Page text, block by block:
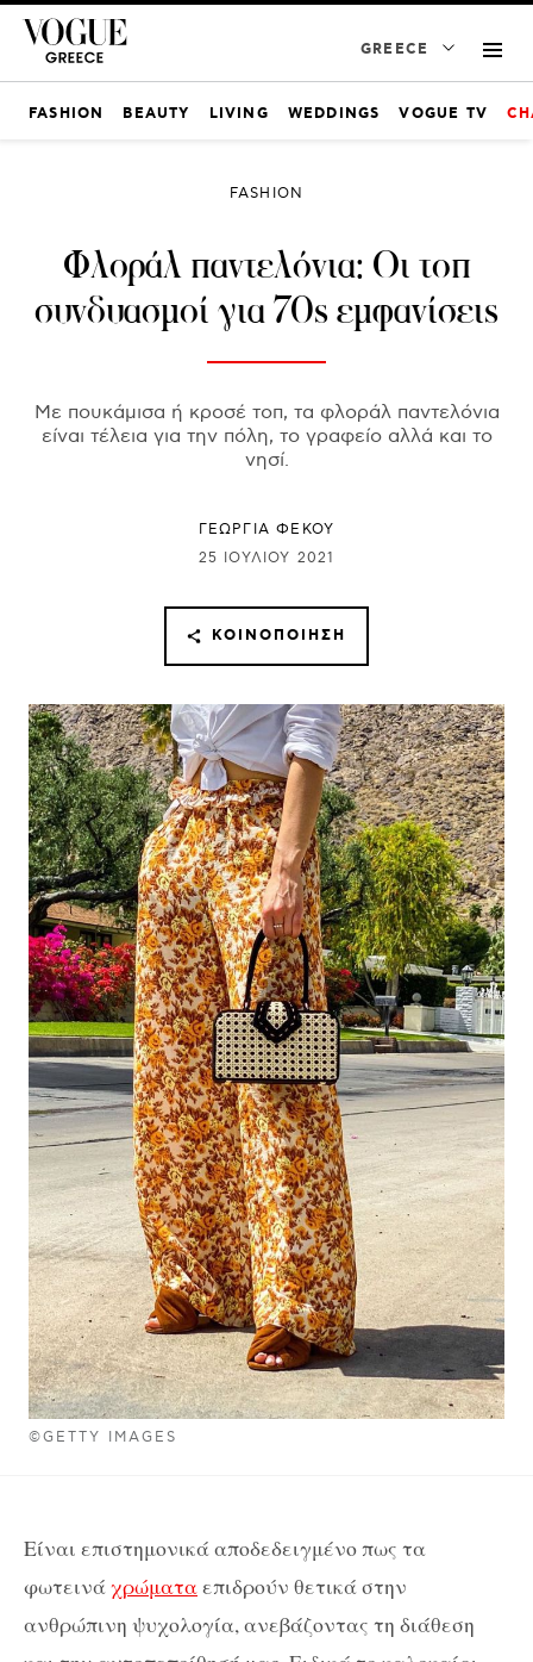
GREECE
FASHION BEAUTY LIVING WEDDINGS VOGUE TV
©GETTY IMAGES
FASHION
Φλοράλ παντελόνια: Οι τοπ
συνδυασμοί για 70s εμφανίσεις
Με πουκάμισα ή κροσέ τοπ, τα φλοράλ παντελόνια
είναι τέλεια για την πόλη, το γραφείο αλλά και το
νησί.
ΓΕΩΡΓΙΑ ΦΕΚΟΥ
25 ΙΟΥΛΊΟΥ 2021
ΚΟΙΝΟΠΟΊΗΣΗ
Είναι επιστημονικά αποδεδειγμένο πως τα
φωτεινάχρώματαεπιδρούν θετικά στην
ανθρώπινη ψυχολογία, ανεβάζοντας τη διάθεση